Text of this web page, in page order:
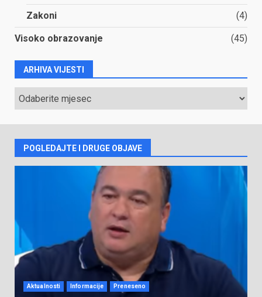
Zakoni (4)
Visoko obrazovanje (45)
ARHIVA VIJESTI
ARHIVA
VIJESTI
POGLEDAJTE I DRUGE OBJAVE
Aktualnosti Informacije Preneseno